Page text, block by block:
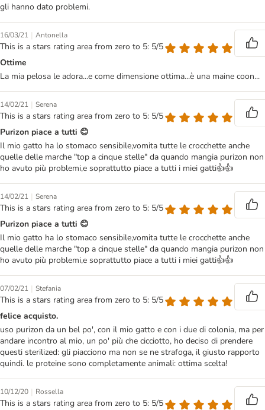
gli hanno dato problemi.
16/03/21 | Antonella
This is a stars rating area from zero to 5: 5/5
Ottime
La mia pelosa le adora...e come dimensione ottima...è una maine coon...
14/02/21 | Serena
This is a stars rating area from zero to 5: 5/5
Purizon piace a tutti 😊
Il mio gatto ha lo stomaco sensibile,vomita tutte le crocchette anche
quelle delle marche "top a cinque stelle" da quando mangia purizon non
ho avuto più problemi,e soprattutto piace a tutti i miei gatti👍👍
14/02/21 | Serena
This is a stars rating area from zero to 5: 5/5
Purizon piace a tutti 😊
Il mio gatto ha lo stomaco sensibile,vomita tutte le crocchette anche
quelle delle marche "top a cinque stelle" da quando mangia purizon non
ho avuto più problemi,e soprattutto piace a tutti i miei gatti👍👍
07/02/21 | Stefania
This is a stars rating area from zero to 5: 5/5
felice acquisto.
uso purizon da un bel po', con il mio gatto e con i due di colonia, ma per
andare incontro al mio, un po' più che cicciotto, ho deciso di prendere
questi sterilized: gli piacciono ma non se ne strafoga, il giusto rapporto
quindi. le proteine sono completamente animali: ottima scelta!
10/12/20 | Rossella
This is a stars rating area from zero to 5: 5/5